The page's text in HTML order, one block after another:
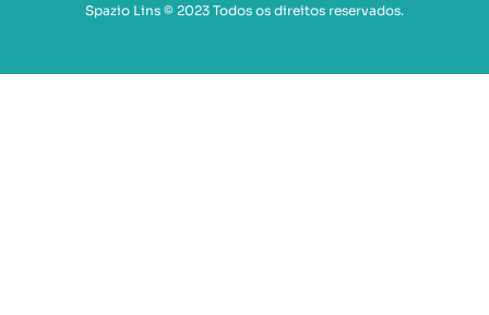
Spazio Lins © 2023 Todos os direitos reservados.